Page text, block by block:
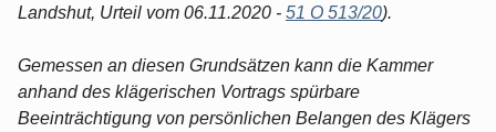
Landshut, Urteil vom 06.11.2020 - 51 O 513/20).
Gemessen an diesen Grundsätzen kann die Kammer
anhand des klägerischen Vortrags spürbare
Beeinträchtigung von persönlichen Belangen des Klägers